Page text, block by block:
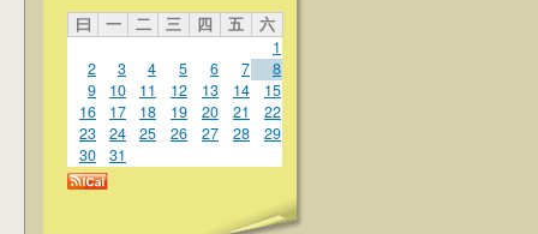
曰 一 二 三 四 五
六
1
2
3 4 5 6 7
8
9
10 11 12 13 14
15
16
17 18 19 20 21
22
23
24 25 26 27 28
29
30
31